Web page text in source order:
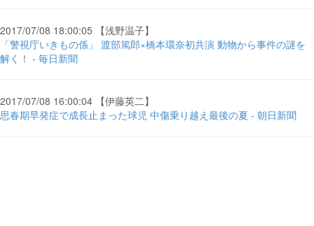
2017/07/08 18:00:05 【浅野温子】
「警視庁いきもの係」 渡部篤郎×橋本環奈初共演 動物から事件の謎を
解く！ - 毎日新聞
2017/07/08 16:00:04 【伊藤英二】
思春期早発症で成長止まった球児 中傷乗り越え最後の夏 - 朝日新聞